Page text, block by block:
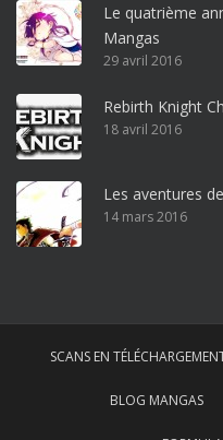
o
ff
i
c
e
3
r
d
Le quatrième
Mangas
29 avril 2016
Rebirth Knight
18 avril 2016
Les aventures
14 mars 2016
SCANS EN
BLOG MANGAS